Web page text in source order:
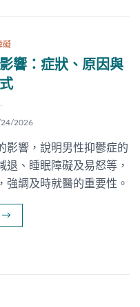
礙
響：症狀、原因與
2026
影響，說明男性抑鬱症的
退、睡眠障礙及易怒等，
強調及時就醫的重要性。
→